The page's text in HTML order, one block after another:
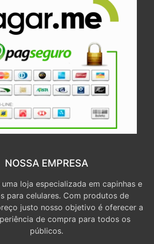
NOSSA EMPRESA
loja especializada em capinhas e
para celulares. Com produtos de
justo nosso objetivo é oferecer a
de compra para todos os
públicos.